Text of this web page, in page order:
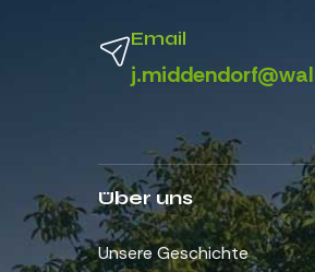
Email
Über uns
Unsere Geschichte